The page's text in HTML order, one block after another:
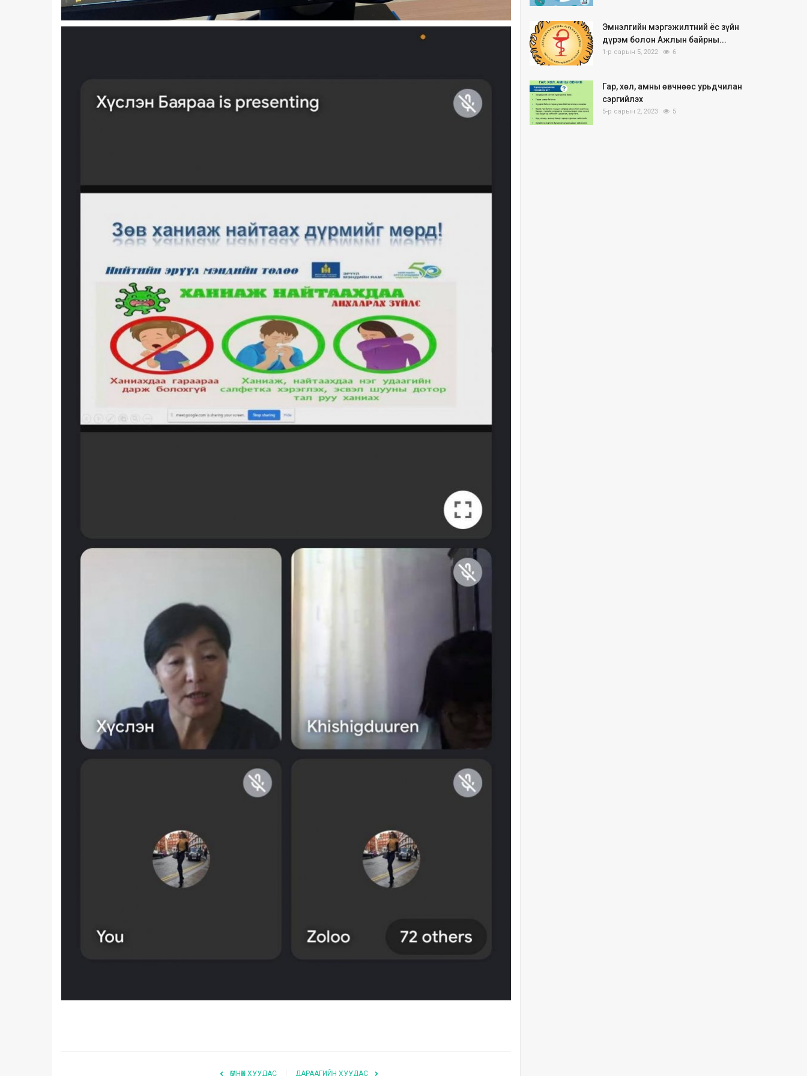
ӨМНӨХ ХУУДАС ДАРААГИЙН ХУУДАС
Эмнэлгийн мэргэжилтний ёс зүйн
дүрэм болон Ажлын байрны...
1-р сарын 5, 2022 6
Гар, хөл, амны өвчнөөс урьдчилан
сэргийлэх
5-р сарын 2, 2023 5